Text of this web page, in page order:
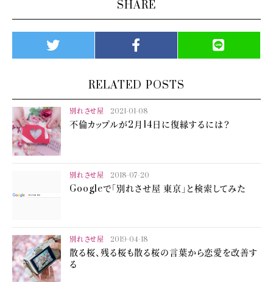
SHARE
RELATED POSTS
別れさせ屋 2021-01-08
不倫カップルが2月14日に復縁するには？
別れさせ屋 2018-07-20
Googleで「別れさせ屋 東京」と検索してみた
別れさせ屋 2019-04-18
散る桜、残る桜も散る桜の言葉から恋愛を改善す
る